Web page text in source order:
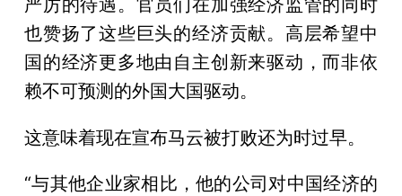
严厉的待遇。官员们在加强经济监管的同时
也赞扬了这些巨头的经济贡献。高层希望中
国的经济更多地由自主创新来驱动，而非依
赖不可预测的外国大国驱动。
这意味着现在宣布马云被打败还为时过早。
“与其他企业家相比，他的公司对中国经济的